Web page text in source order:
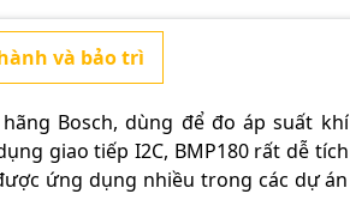
và bảo trì
Bosch, dùng để đo áp suất khí
giao tiếp I2C, BMP180 rất dễ tích
ứng dụng nhiều trong các dự án